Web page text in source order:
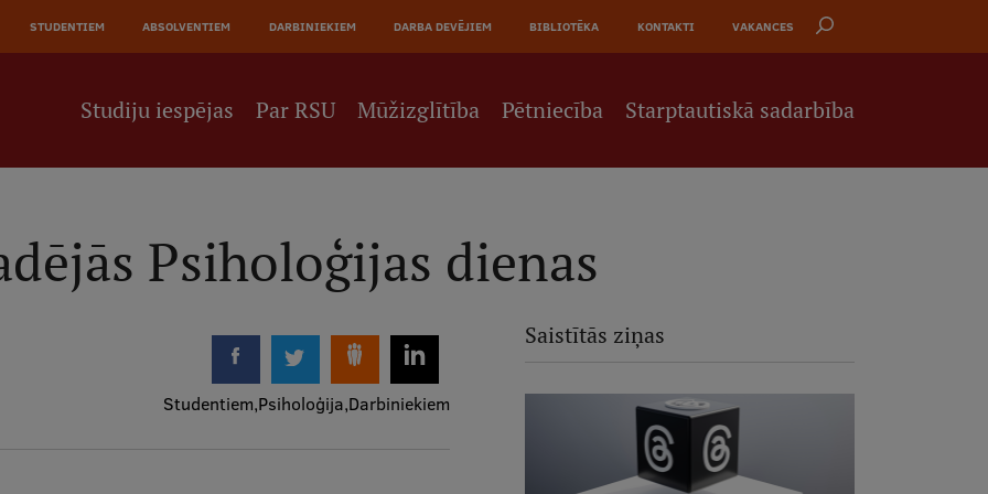
STUDENTIEM ABSOLVENTIEM DARBINIEKIEM DARBA DEVĒJIEM BIBLIOTĒKA KONTAKTI VAKANCES
Studiju iespējas Par RSU Mūžizglītība Pētniecība Starptautiskā sadarbība
Psiholoģijas dienas
Studentiem Psiholoģija Darbiniekiem
Saistītās ziņas